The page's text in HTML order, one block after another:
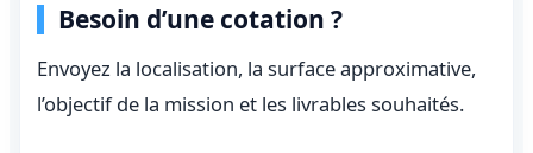
Besoin d’une cotation ?
Envoyez la localisation, la surface approximative,
l’objectif de la mission et les livrables souhaités.